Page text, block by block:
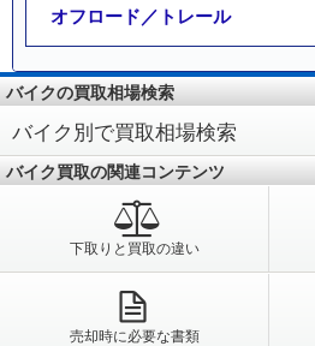
オフロード／トレール
バイクの買取相場検索
バイク別で買取相場検索
バイク買取の関連コンテンツ
下取りと買取の違い
売却時に必要な書類